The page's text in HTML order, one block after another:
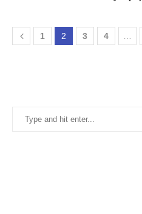
1 2 3 4 …